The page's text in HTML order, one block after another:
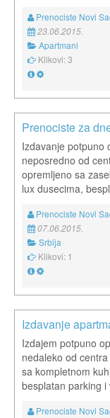
Prenociste Novi
23.06.2015.
Apartmani
Klikovi: 3
Prenociste za
Izdavanje potpuno
neposredno od
opremljeno sa
lux dusecima,
Prenociste Novi
07.06.2015.
Srbija
Klikovi: 1
Izdavanje
Izdajem potpuno
nedaleko od
sa kompletnom
besplatan parking
Prenociste Novi